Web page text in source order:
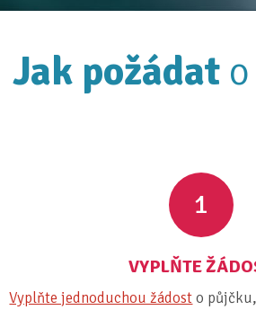
Jak požádat
1
VYPLŇTE
Vyplňte jednoduchou žádosto